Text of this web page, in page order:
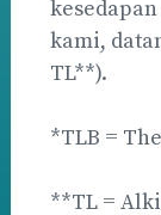
kami,
TL**).
*TLB =
**TL =